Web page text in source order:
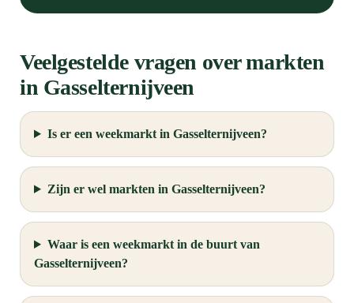
Veelgestelde vragen over markten
in Gasselternijveen
Is er een weekmarkt in Gasselternijveen?
Zijn er wel markten in Gasselternijveen?
Waar is een weekmarkt in de buurt van
Gasselternijveen?